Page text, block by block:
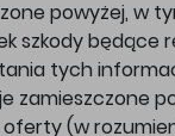
powyżej, w
szkody będące
tych
zamieszczone
(w